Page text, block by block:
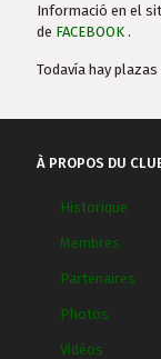
Informació en el
de FACEBOOK .
Todavía hay
À PROPOS DU
Historique
Membres
Partenaires
Photos
Vidéos